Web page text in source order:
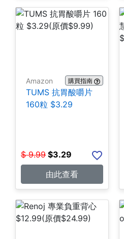
Amazon 購買指南
TUMS 抗胃酸嚼片
160粒 $3.29
$ 9.99 $3.29
由此查看